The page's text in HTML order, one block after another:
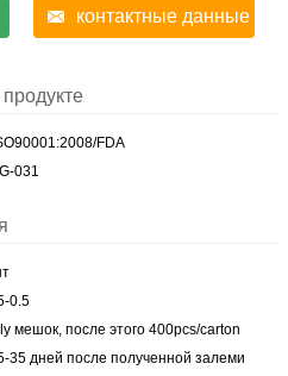
контактные данные
FDA
031
0.5
мешок, после этого 400pcs/carton
35 дней после полученной залеми